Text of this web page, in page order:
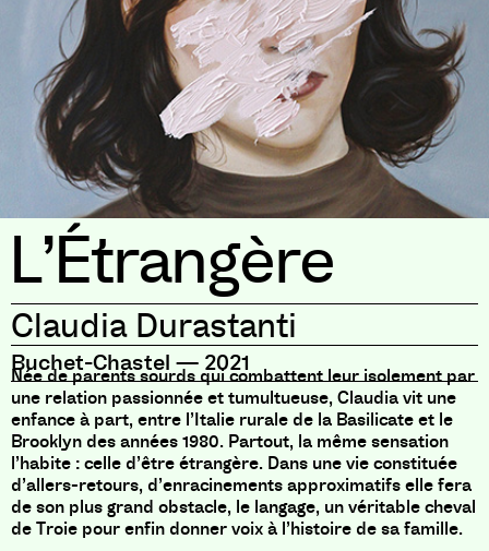
L’Étrangère
Claudia Durastanti
Buchet-Chastel — 2021
Née de parents sourds qui combattent leur isolement par
une relation passionnée et tumultueuse, Claudia vit une
enfance à part, entre l’Italie rurale de la Basilicate et le
Brooklyn des années 1980. Partout, la même sensation
l’habite : celle d’être étrangère. Dans une vie constituée
d’allers-retours, d’enracinements approximatifs elle fera
de son plus grand obstacle, le langage, un véritable cheval
de Troie pour enfin donner voix à l’histoire de sa famille.